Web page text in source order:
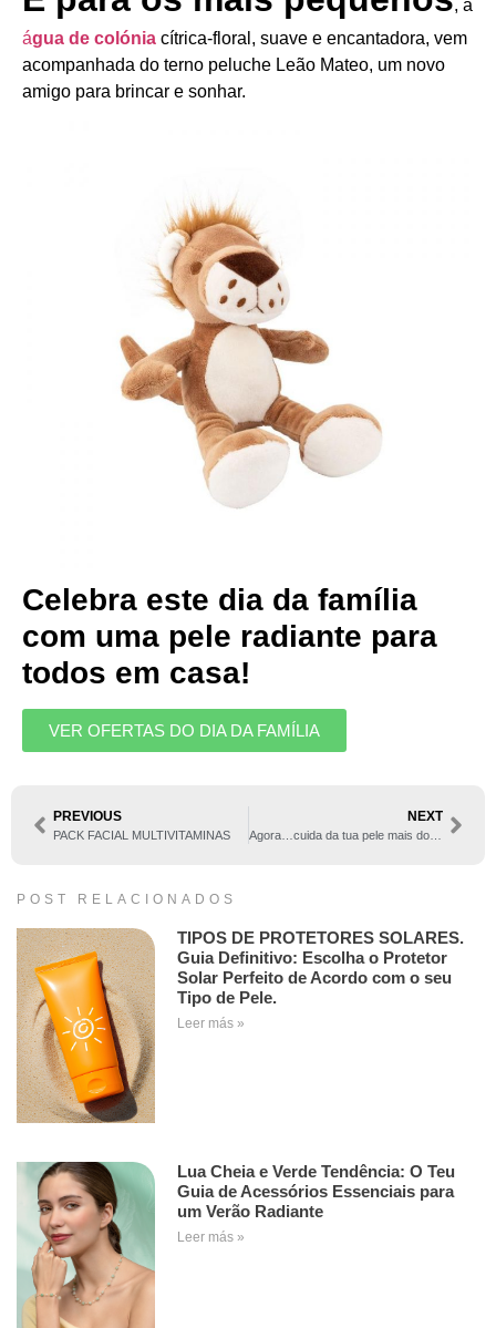
POST RELACIONADOS
TIPOS DE PROTETORES SOLARES.
Guia Definitivo: Escolha o Protetor
Solar Perfeito de Acordo com o seu
Tipo de Pele.
Leer más »
Lua Cheia e Verde Tendência: O Teu
Guia de Acessórios Essenciais para
um Verão Radiante
Leer más »
, a
água de colónia cítrica-floral, suave e encantadora, vem
acompanhada do terno peluche Leão Mateo, um novo
amigo para brincar e sonhar.
Celebra este dia da família
com uma pele radiante para
todos em casa!
VER OFERTAS DO DIA DA FAMÍLIA
PREVIOUS
PACK FACIAL MULTIVITAMINAS
NEXT
Agora…cuida da tua pele mais do que nunca!